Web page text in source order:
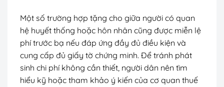
Một số trường hợp tặng cho giữa người có quan
hệ huyết thống hoặc hôn nhân cũng được miễn lệ
phí trước bạ nếu đáp ứng đầy đủ điều kiện và
cung cấp đủ giấy tờ chứng minh. Để tránh phát
sinh chi phí không cần thiết, người dân nên tìm
hiểu kỹ hoặc tham khảo ý kiến của cơ quan thuế